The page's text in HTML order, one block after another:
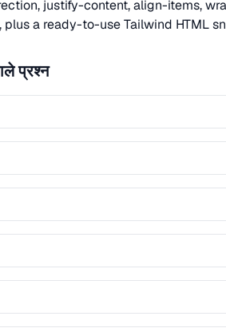
justify-content, align-items,
plus a ready-to-use Tailwind HTML
प्रश्न